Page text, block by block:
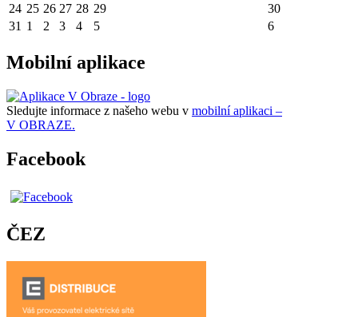
24 25 26 27 28 29
30
31 1 2 3 4 5 6
Mobilní aplikace
Sledujte informace z našeho webu v mobilní aplikaci –
V OBRAZE.
Facebook
ČEZ